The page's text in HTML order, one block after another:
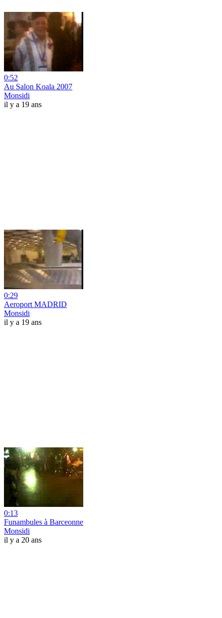
0:52
Au Salon Koala 2007
Monsidi
il y a 19 ans
0:29
Aeroport MADRID
Monsidi
il y a 19 ans
0:13
Funambules à Barceonne
Monsidi
il y a 20 ans